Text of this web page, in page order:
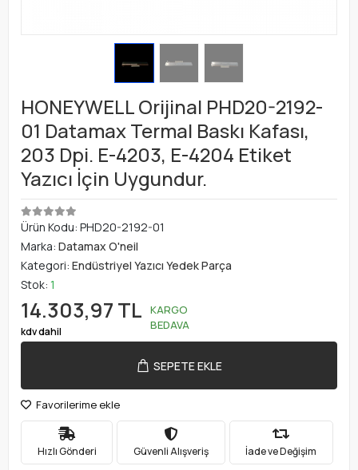
HONEYWELL Orijinal PHD20-2192-
01 Datamax Termal Baskı Kafası,
203 Dpi. E-4203, E-4204 Etiket
Yazıcı İçin Uygundur.
Ürün Kodu: PHD20-2192-01
Marka: Datamax O'neil
Kategori: Endüstriyel Yazıcı Yedek Parça
Stok: 1
14.303,97 TL
kdv dahil
KARGO
BEDAVA
SEPETE EKLE
Favorilerime ekle
Hızlı Gönderi Güvenli Alışveriş İade ve Değişim